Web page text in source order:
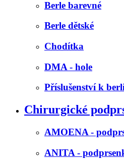
Berle barevné
Berle dětské
Chodítka
DMA - hole
Příslušenství k
Chirurgické
AMOENA -
ANITA -